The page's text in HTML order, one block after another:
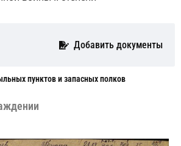
Добавить документы
пунктов и запасных полков